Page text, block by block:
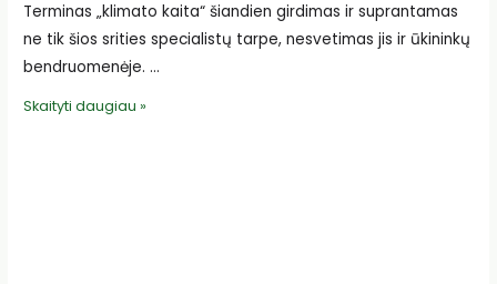
Terminas „klimato kaita“ šiandien girdimas ir suprantamas
ne tik šios srities specialistų tarpe, nesvetimas jis ir ūkininkų
bendruomenėje. …
Tarptautinis
Skaityti daugiau »